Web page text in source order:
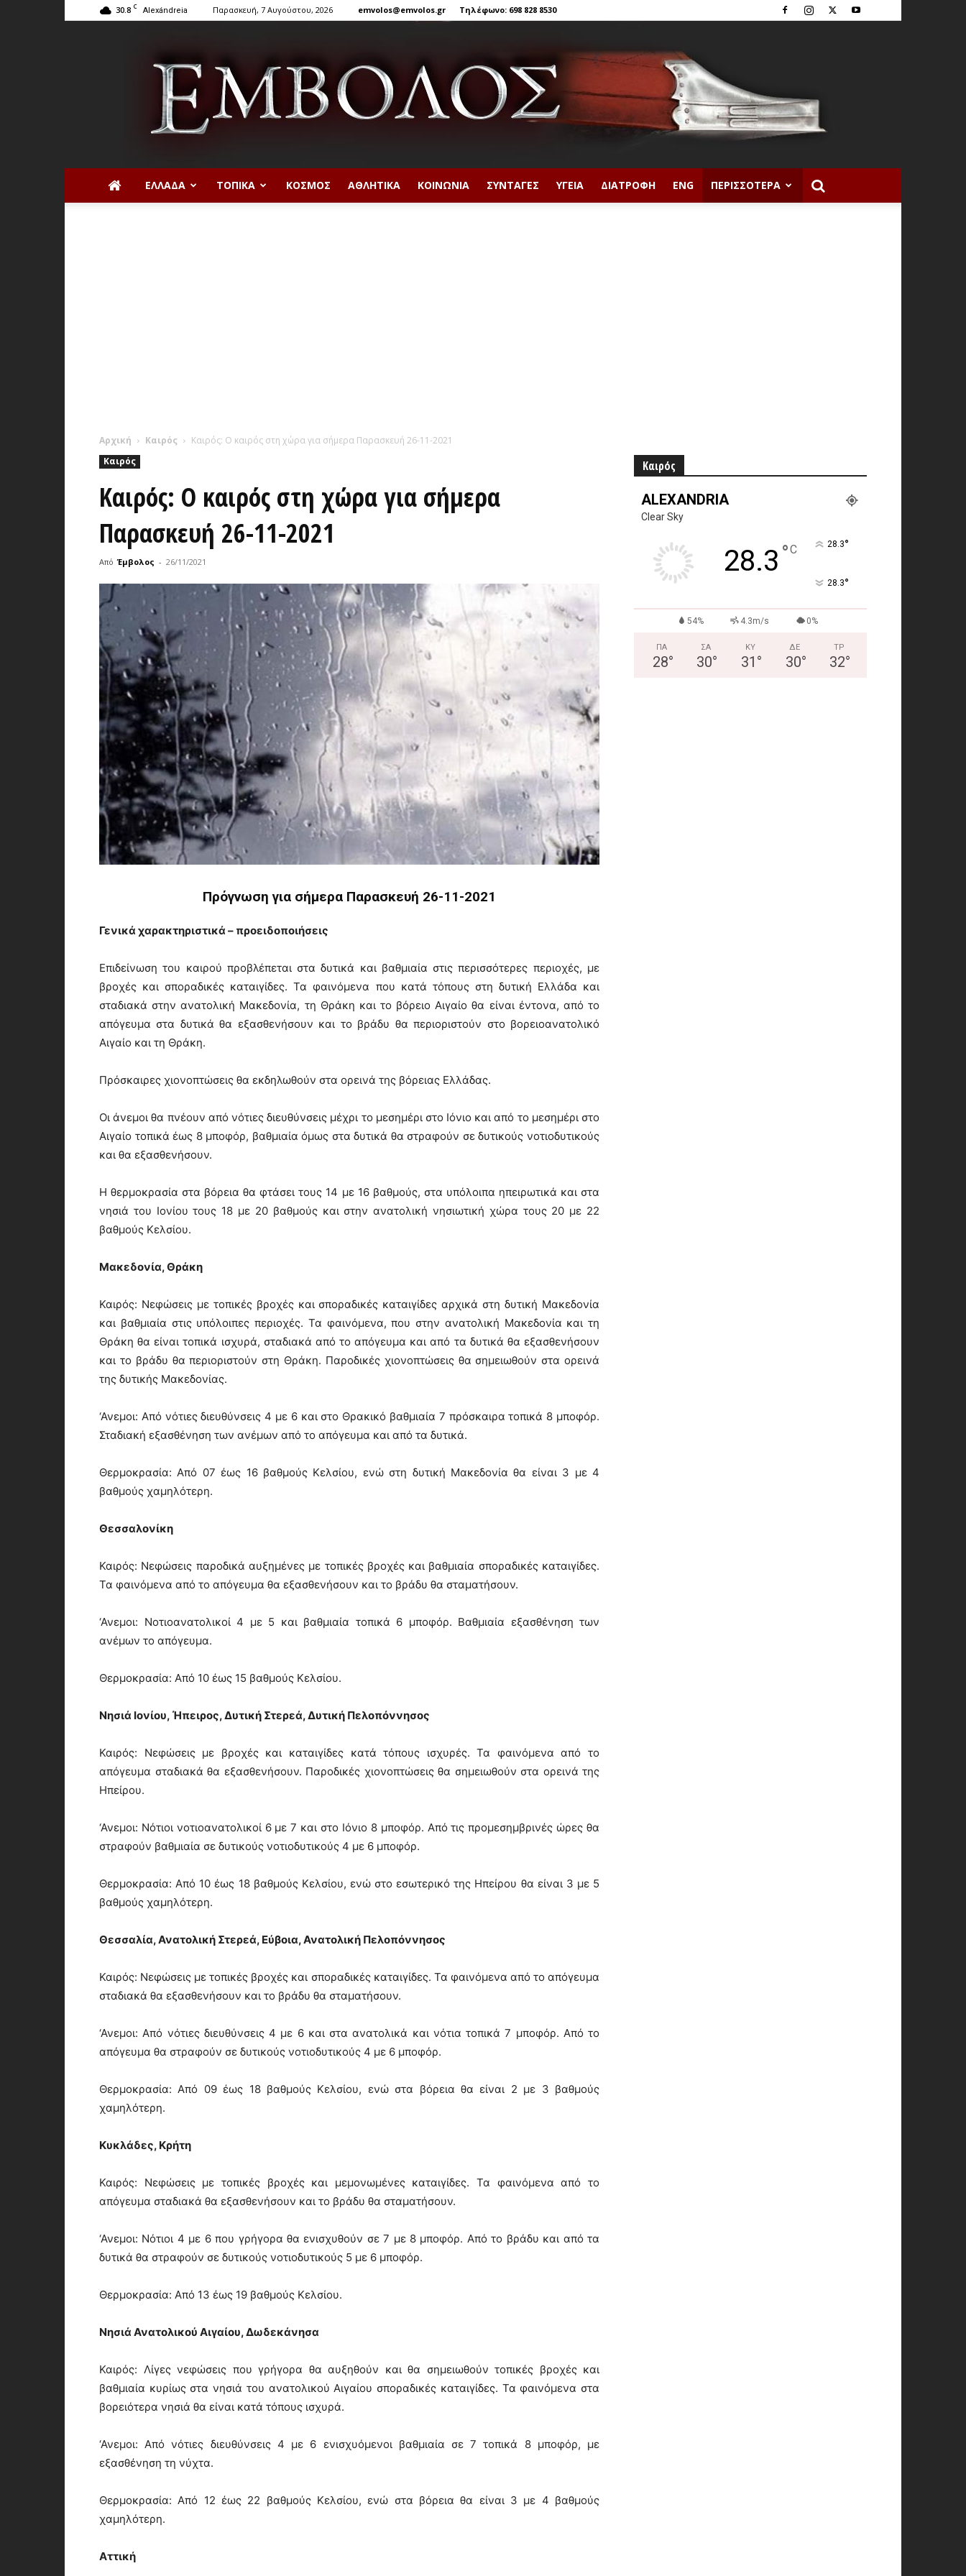
30.8 C Alexándreia Παρασκευή, 7 Αυγούστου, 2026 emvolos@emvolos.gr Τηλέφωνο: 698 828 8530
ΕΛΛΆΔΑ ΤΟΠΙΚΆ ΚΌΣΜΟΣ ΑΘΛΗΤΙΚΆ ΚΟΙΝΩΝΊΑ ΣΥΝΤΑΓΈΣ ΥΓΕΊΑ ΔΙΑΤΡΟΦΉ ENG ΠΕΡΙΣΣΌΤΕΡΑ
Αρχική Καιρός
Καιρός: Ο καιρός στη χώρα για σήμερα Παρασκευή 26-11-2021
Καιρός
Καιρός: Ο καιρός στη χώρα για σήμερα
Παρασκευή 26-11-2021
Από Έμβολος - 26/11/2021
Πρόγνωση για σήμερα Παρασκευή 26-11-2021
Γενικά χαρακτηριστικά – προειδοποιήσεις
Επιδείνωση του καιρού προβλέπεται στα δυτικά και βαθμιαία στις περισσότερες περιοχές, με
βροχές και σποραδικές καταιγίδες. Τα φαινόμενα που κατά τόπους στη δυτική Ελλάδα και
σταδιακά στην ανατολική Μακεδονία, τη Θράκη και το βόρειο Αιγαίο θα είναι έντονα, από το
απόγευμα στα δυτικά θα εξασθενήσουν και το βράδυ θα περιοριστούν στο βορειοανατολικό
Αιγαίο και τη Θράκη.
Πρόσκαιρες χιονοπτώσεις θα εκδηλωθούν στα ορεινά της βόρειας Ελλάδας.
Οι άνεμοι θα πνέουν από νότιες διευθύνσεις μέχρι το μεσημέρι στο Ιόνιο και από το μεσημέρι στο
Αιγαίο τοπικά έως 8 μποφόρ, βαθμιαία όμως στα δυτικά θα στραφούν σε δυτικούς νοτιοδυτικούς
και θα εξασθενήσουν.
Η θερμοκρασία στα βόρεια θα φτάσει τους 14 με 16 βαθμούς, στα υπόλοιπα ηπειρωτικά και στα
νησιά του Ιονίου τους 18 με 20 βαθμούς και στην ανατολική νησιωτική χώρα τους 20 με 22
βαθμούς Κελσίου.
Μακεδονία, Θράκη
Καιρός: Νεφώσεις με τοπικές βροχές και σποραδικές καταιγίδες αρχικά στη δυτική Μακεδονία
και βαθμιαία στις υπόλοιπες περιοχές. Τα φαινόμενα, που στην ανατολική Μακεδονία και τη
Θράκη θα είναι τοπικά ισχυρά, σταδιακά από το απόγευμα και από τα δυτικά θα εξασθενήσουν
και το βράδυ θα περιοριστούν στη Θράκη. Παροδικές χιονοπτώσεις θα σημειωθούν στα ορεινά
της δυτικής Μακεδονίας.
‘Ανεμοι: Από νότιες διευθύνσεις 4 με 6 και στο Θρακικό βαθμιαία 7 πρόσκαιρα τοπικά 8 μποφόρ.
Σταδιακή εξασθένηση των ανέμων από το απόγευμα και από τα δυτικά.
Θερμοκρασία: Από 07 έως 16 βαθμούς Κελσίου, ενώ στη δυτική Μακεδονία θα είναι 3 με 4
βαθμούς χαμηλότερη.
Θεσσαλονίκη
Καιρός: Νεφώσεις παροδικά αυξημένες με τοπικές βροχές και βαθμιαία σποραδικές καταιγίδες.
Τα φαινόμενα από το απόγευμα θα εξασθενήσουν και το βράδυ θα σταματήσουν.
‘Ανεμοι: Νοτιοανατολικοί 4 με 5 και βαθμιαία τοπικά 6 μποφόρ. Βαθμιαία εξασθένηση των
ανέμων το απόγευμα.
Θερμοκρασία: Από 10 έως 15 βαθμούς Κελσίου.
Νησιά Ιονίου, Ήπειρος, Δυτική Στερεά, Δυτική Πελοπόννησος
Καιρός: Νεφώσεις με βροχές και καταιγίδες κατά τόπους ισχυρές. Τα φαινόμενα από το
απόγευμα σταδιακά θα εξασθενήσουν. Παροδικές χιονοπτώσεις θα σημειωθούν στα ορεινά της
Ηπείρου.
‘Ανεμοι: Νότιοι νοτιοανατολικοί 6 με 7 και στο Ιόνιο 8 μποφόρ. Από τις προμεσημβρινές ώρες θα
στραφούν βαθμιαία σε δυτικούς νοτιοδυτικούς 4 με 6 μποφόρ.
Θερμοκρασία: Από 10 έως 18 βαθμούς Κελσίου, ενώ στο εσωτερικό της Ηπείρου θα είναι 3 με 5
βαθμούς χαμηλότερη.
Θεσσαλία, Ανατολική Στερεά, Εύβοια, Ανατολική Πελοπόννησος
Καιρός: Νεφώσεις με τοπικές βροχές και σποραδικές καταιγίδες. Τα φαινόμενα από το απόγευμα
σταδιακά θα εξασθενήσουν και το βράδυ θα σταματήσουν.
‘Ανεμοι: Από νότιες διευθύνσεις 4 με 6 και στα ανατολικά και νότια τοπικά 7 μποφόρ. Από το
απόγευμα θα στραφούν σε δυτικούς νοτιοδυτικούς 4 με 6 μποφόρ.
Θερμοκρασία: Από 09 έως 18 βαθμούς Κελσίου, ενώ στα βόρεια θα είναι 2 με 3 βαθμούς
χαμηλότερη.
Κυκλάδες, Κρήτη
Καιρός: Νεφώσεις με τοπικές βροχές και μεμονωμένες καταιγίδες. Τα φαινόμενα από το
απόγευμα σταδιακά θα εξασθενήσουν και το βράδυ θα σταματήσουν.
‘Ανεμοι: Νότιοι 4 με 6 που γρήγορα θα ενισχυθούν σε 7 με 8 μποφόρ. Από το βράδυ και από τα
δυτικά θα στραφούν σε δυτικούς νοτιοδυτικούς 5 με 6 μποφόρ.
Θερμοκρασία: Από 13 έως 19 βαθμούς Κελσίου.
Νησιά Ανατολικού Αιγαίου, Δωδεκάνησα
Καιρός: Λίγες νεφώσεις που γρήγορα θα αυξηθούν και θα σημειωθούν τοπικές βροχές και
βαθμιαία κυρίως στα νησιά του ανατολικού Αιγαίου σποραδικές καταιγίδες. Τα φαινόμενα στα
βορειότερα νησιά θα είναι κατά τόπους ισχυρά.
‘Ανεμοι: Από νότιες διευθύνσεις 4 με 6 ενισχυόμενοι βαθμιαία σε 7 τοπικά 8 μποφόρ, με
εξασθένηση τη νύχτα.
Θερμοκρασία: Από 12 έως 22 βαθμούς Κελσίου, ενώ στα βόρεια θα είναι 3 με 4 βαθμούς
χαμηλότερη.
Αττική
Καιρός
ALEXANDRIA
Clear Sky
28.3 °C 28.3°
28.3°
54% 4.3m/s 0%
ΠΑ
28°
ΣΑ
30°
ΚΥ
31 °
ΔΕ
30°
ΤΡ
32°